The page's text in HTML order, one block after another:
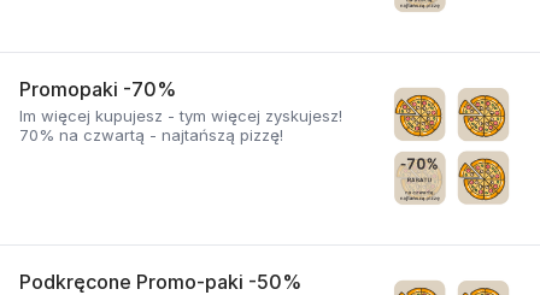
Promopaki -70%
Im więcej kupujesz - tym więcej zyskujesz!
70% na czwartą - najtańszą pizzę!
Podkręcone Promo-paki -50%